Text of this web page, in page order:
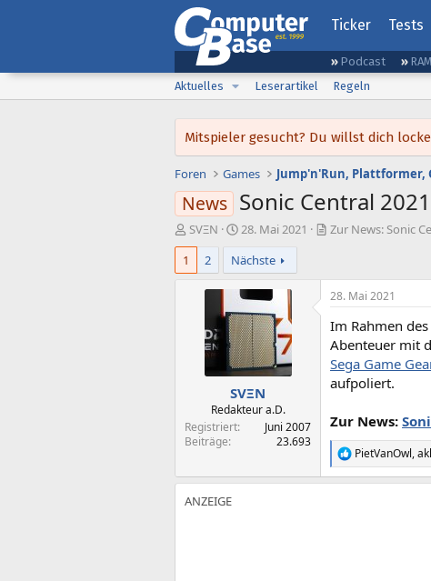
Ticker Tests
Podcast
Aktuelles
Leserartikel Regeln
Mitspieler gesucht? Du willst dich
Foren Games Jump'n'Run, Plattformer,
News Sonic Central
E
r
t
SVΞN
E
r
s
t
e
l
l
t
a
m
28. Mai 2021
Zur News: Sonic
1
2 Nächste
SVΞN
Redakteur a.D.
Registriert
Juni 2007
Beiträge
23.693
28. Mai 2021
Im Rahmen des
Abenteuer mit
Sega Game
aufpoliert.
Zur News:
R
e
a
PietVanOwl,